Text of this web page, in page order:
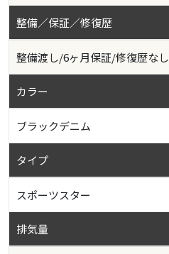
整備／保証／修復歴
整備渡し/6ヶ月保証/修復歴なし
カラー
ブラックデニム
タイプ
スポーツスター
排気量